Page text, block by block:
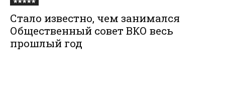
Стало известно, чем занимался
Общественный совет ВКО весь
прошлый год